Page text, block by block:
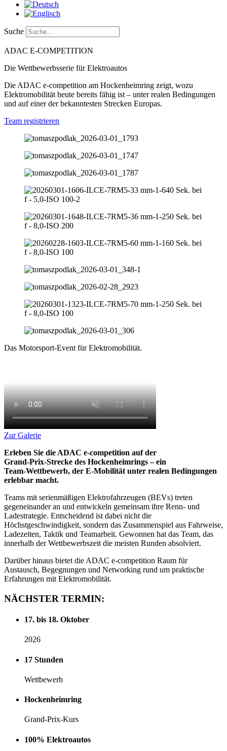
Suche
ADAC E-COMPETITION
Die Wettbewerbsserie für Elektroautos
Die ADAC e‑competition am Hockenheimring zeigt, wozu
Elektromobilität heute bereits fähig ist – unter realen Bedingungen
und auf einer der bekanntesten Strecken Europas.
Team registrieren
Das Motorsport-Event für Elektromobilität.
Zur Galerie
Erleben Sie die ADAC e‑competition auf der
Grand‑Prix‑Strecke des Hockenheimrings – ein
Team‑Wettbewerb, der E-Mobilität unter realen Bedingungen
erlebbar macht.
Teams mit serienmäßigen Elektrofahrzeugen (BEVs) treten
gegeneinander an und entwickeln gemeinsam ihre Renn‑ und
Ladestrategie. Entscheidend ist dabei nicht die
Höchstgeschwindigkeit, sondern das Zusammenspiel aus Fahrweise,
Ladezeiten, Taktik und Teamarbeit. Gewonnen hat das Team, das
innerhalb der Wettbewerbszeit die meisten Runden absolviert.
Darüber hinaus bietet die ADAC e‑competition Raum für
Austausch, Begegnungen und Networking rund um praktische
Erfahrungen mit Elektromobilität.
NÄCHSTER TERMIN:
17. bis 18. Oktober
2026
17 Stunden
Wettbewerb
Hockenheimring
Grand-Prix-Kurs
100% Elektroautos